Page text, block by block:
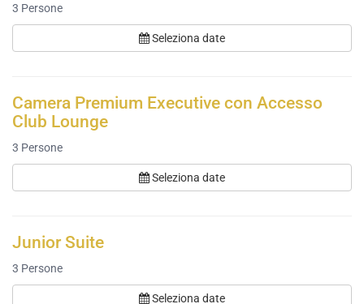
3 Persone
Seleziona date
Camera Premium Executive con Accesso
Club Lounge
3 Persone
Seleziona date
Junior Suite
3 Persone
Seleziona date